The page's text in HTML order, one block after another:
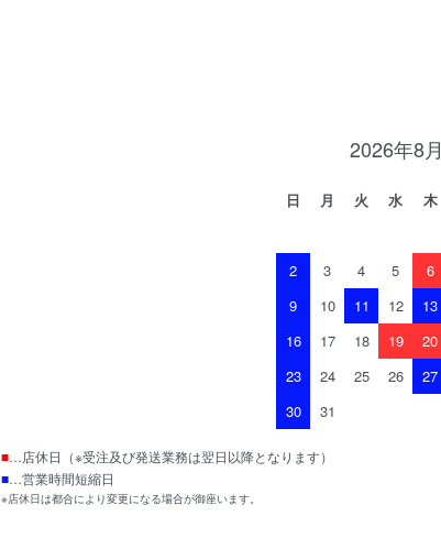
2026年8月
日 月 火 水 木
2
3 4 5 6
9
10 11 12 13
16
17 18 19 20
23
24 25 26 27
30
31
■…店休日（※受注及び発送業務は翌日以降となります）
■…営業時間短縮日
※店休日は都合により変更になる場合が御座います。